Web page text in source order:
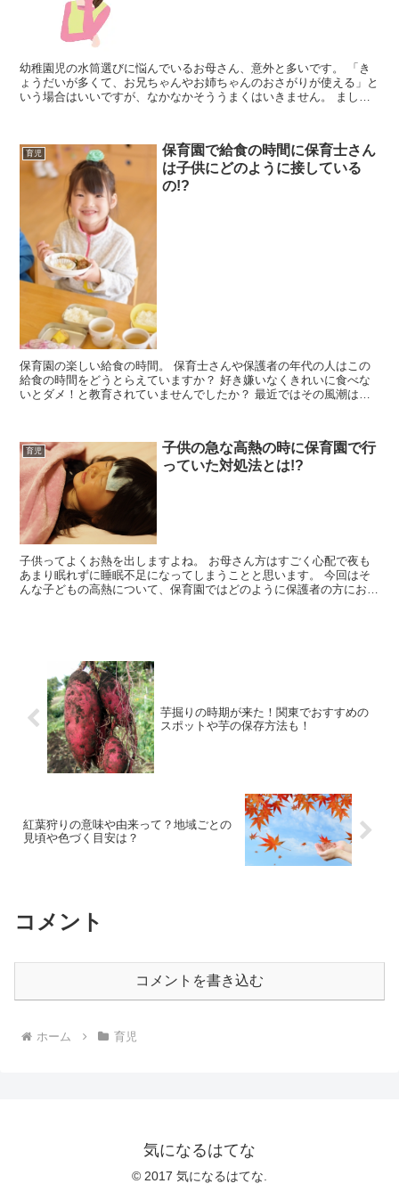
幼稚園児の水筒選びに悩んでいるお母さん、意外と多いです。 「き
ょうだいが多くて、お兄ちゃんやお姉ちゃんのおさがりが使える」と
いう場合はいいですが、なかなかそううまくはいきません。 まし
育児
保育園で給食の時間に保育士さん
は子供にどのように接している
の!?
保育園の楽しい給食の時間。 保育士さんや保護者の年代の人はこの
給食の時間をどうとらえていますか？ 好き嫌いなくきれいに食べな
いとダメ！と教育されていませんでしたか？ 最近ではその風潮はす
育児
子供の急な高熱の時に保育園で行
っていた対処法とは!?
子供ってよくお熱を出しますよね。 お母さん方はすごく心配で夜も
あまり眠れずに睡眠不足になってしまうことと思います。 今回はそ
んな子どもの高熱について、保育園ではどのように保護者の方にお話
芋掘りの時期が来た！関東でおすすめの
スポットや芋の保存方法も！
紅葉狩りの意味や由来って？地域ごとの
見頃や色づく目安は？
コメント
コメントを書き込む
ホーム 育児
気になるはてな
© 2017 気になるはてな.